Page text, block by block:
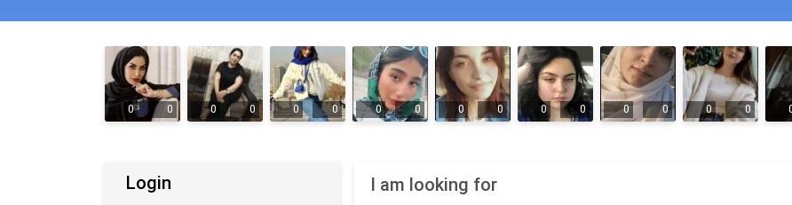
0 0 0 0 0 0 0 0 0 0 0 0 0 0 0 0
I am looking for
Login